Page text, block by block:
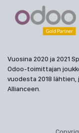
Vuosina 2020 ja 2021
Odoo-toimittajan
vuodesta 2018 lähtien,
Allianceen.